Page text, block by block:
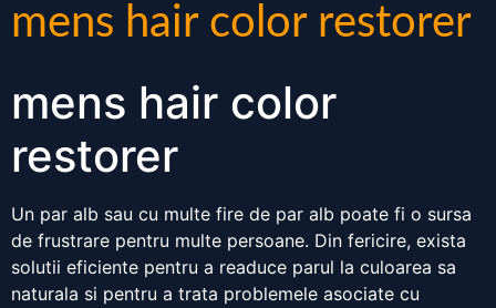
mens hair color restorer
mens hair color
restorer
Un par alb sau cu multe fire de par alb poate fi o sursa
de frustrare pentru multe persoane. Din fericire, exista
solutii eficiente pentru a readuce parul la culoarea sa
naturala si pentru a trata problemele asociate cu